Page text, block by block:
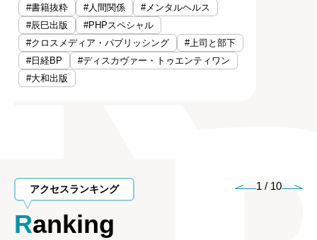
#書籍抜粋 #人間関係
#メンタルヘルス
#辰巳出版
#PHPスペシャル
#クロスメディア・パブリッシング
#上司と部下
#日経BP
#ディスカヴァー・トゥエンティワン
#大和出版
アクセスランキング
Ranking
1 / 10